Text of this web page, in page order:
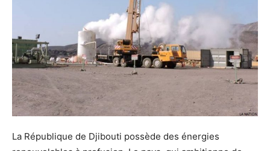
La République de Djibouti possède des énergies